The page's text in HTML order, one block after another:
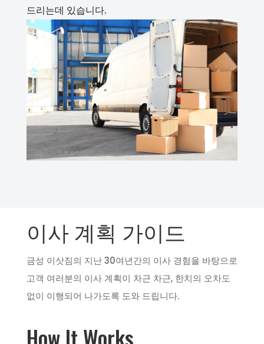
드리는데 있습니다.
이사 계획 가이드
금성 이삿짐의 지난 30여년간의 이사 경험을 바탕으로
고객 여러분의 이사 계획이 차근 차근, 한치의 오차도
없이 이행되어 나가도록 도와 드립니다.
How It Works